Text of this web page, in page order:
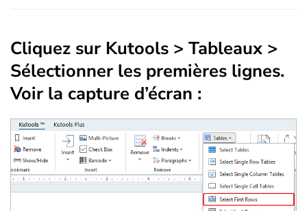
Cliquez sur Kutools > Tableaux >
Sélectionner les premières lignes.
Voir la capture d’écran :